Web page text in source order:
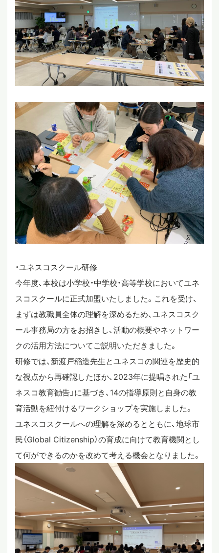
・ユネスコスクール研修
今年度、本校は小学校・中学校・高等学校においてユネ
スコスクールに正式加盟いたしました。これを受け、
まずは教職員全体の理解を深めるため、ユネスコスク
ール事務局の方をお招きし、活動の概要やネットワー
クの活用方法についてご説明いただきました。
研修では、新渡戸稲造先生とユネスコの関連を歴史的
な視点から再確認したほか、2023年に提唱された「ユ
ネスコ教育勧告」に基づき、14の指導原則と自身の教
育活動を紐付けるワークショップを実施しました。
ユネスコスクールへの理解を深めるとともに、地球市
民（Global Citizenship）の育成に向けて教育機関とし
て何ができるのかを改めて考える機会となりました。